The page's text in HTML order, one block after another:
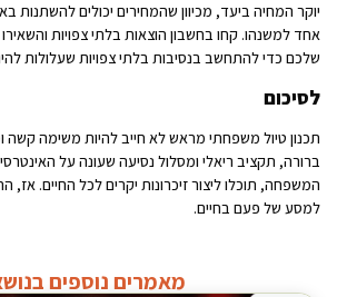
יוקר המחיה ביעד, מכיוון שהמחירים יכולים להשתנות
אחד למשנהו. קחו בחשבון הוצאות בלתי צפויות
שלכם כדי להתחשב בנסיבות בלתי צפויות שעלולות
לסיכום
תכנון טיול משפחתי מראש לא חייב להיות משימה קשה
ברורה, תקציב ריאלי ומסלול נסיעה שעונה על
המשפחה, תוכלו ליצור זיכרונות יקרים לכל החיים. אז,
למסע של פעם בחיים.
מאמרים נוספים